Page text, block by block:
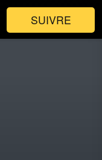
SUIVRE